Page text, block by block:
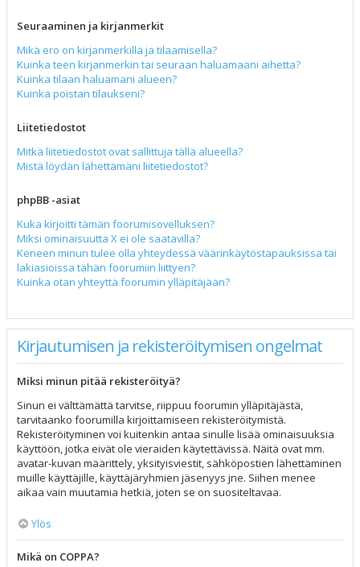
Seuraaminen ja kirjanmerkit
Mikä ero on kirjanmerkillä ja tilaamisella?
Kuinka teen kirjanmerkin tai seuraan haluamaani aihetta?
Kuinka tilaan haluamani alueen?
Kuinka poistan tilaukseni?
Liitetiedostot
Mitkä liitetiedostot ovat sallittuja tällä alueella?
Mistä löydän lähettämäni liitetiedostot?
phpBB -asiat
Kuka kirjoitti tämän foorumisovelluksen?
Miksi ominaisuutta X ei ole saatavilla?
Keneen minun tulee olla yhteydessä väärinkäytöstapauksissa tai
lakiasioissa tähän foorumiin liittyen?
Kuinka otan yhteyttä foorumin ylläpitäjään?
Kirjautumisen ja rekisteröitymisen ongelmat
Miksi minun pitää rekisteröityä?
Sinun ei välttämättä tarvitse, riippuu foorumin ylläpitäjästä,
tarvitaanko foorumilla kirjoittamiseen rekisteröitymistä.
Rekisteröityminen voi kuitenkin antaa sinulle lisää ominaisuuksia
käyttöön, jotka eivät ole vieraiden käytettävissä. Näitä ovat mm.
avatar-kuvan määrittely, yksityisviestit, sähköpostien lähettäminen
muille käyttäjille, käyttäjäryhmien jäsenyys jne. Siihen menee
aikaa vain muutamia hetkiä, joten se on suositeltavaa.
Ylös
Mikä on COPPA?